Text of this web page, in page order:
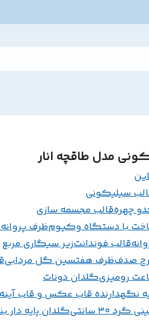
مدل طاقچه انار
سیلیکونی
چهرهقالب مجسمه سازی
با دستگاه وکیومظرف پروانه
قالب فوندانتزیر سیگاری مربع
صدفظرف هفتسین گل مردابی
رومیزیگلدان دونات
نگهدارنده قاب عکس و قاب
گرد ۳۰ سانتی
گلدان پایه دار